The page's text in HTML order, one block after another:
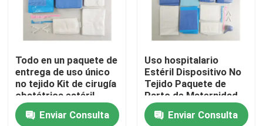
En casa
Productos
Los vídeos
Todo en un paquete de
entrega de uso único
no tejido Kit de cirugía
obstétrica estéril
desechable para parto
naturalEnviar Consulta
Uso hospitalario
Estéril Dispositivo No
Tejido Paquete de
Parto de Maternidad
Kit de Operación
ObstétricaEnviar Consulta